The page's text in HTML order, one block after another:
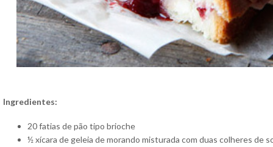
Ingredientes:
20 fatias de pão tipo brioche
½ xícara de geleia de morando misturada com duas colheres de